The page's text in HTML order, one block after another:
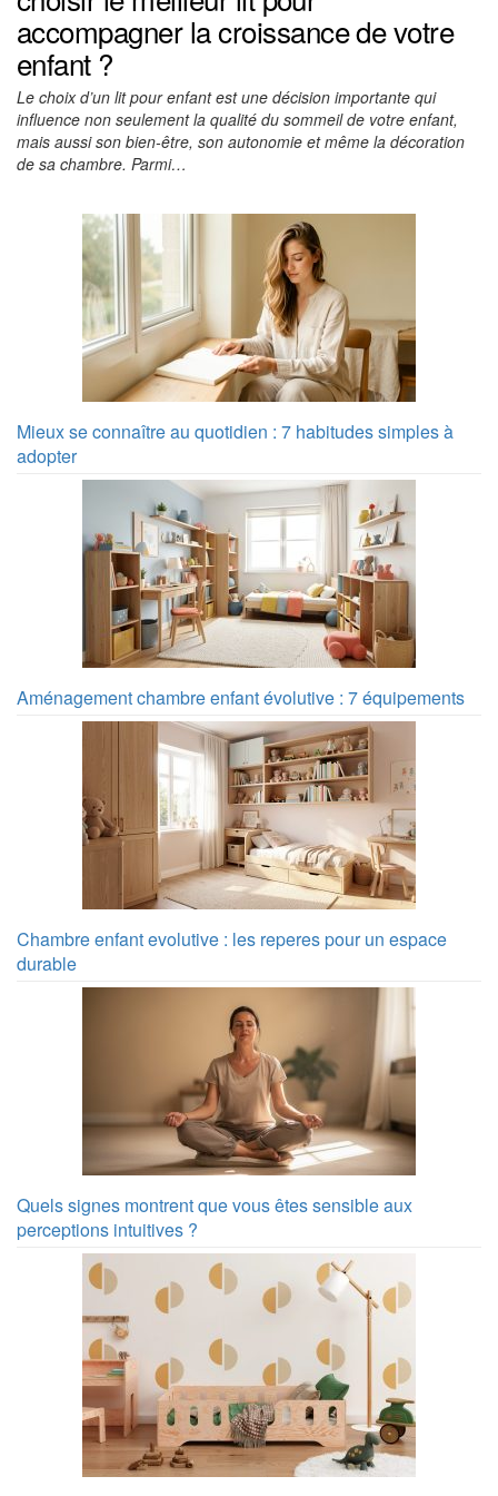
accompagner la croissance de votre
enfant ?
Le choix d’un lit pour enfant est une décision importante qui
influence non seulement la qualité du sommeil de votre enfant,
mais aussi son bien-être, son autonomie et même la décoration
de sa chambre. Parmi…
Mieux se connaître au quotidien : 7 habitudes simples à
adopter
Aménagement chambre enfant évolutive : 7 équipements
Chambre enfant evolutive : les reperes pour un espace
durable
Quels signes montrent que vous êtes sensible aux
perceptions intuitives ?